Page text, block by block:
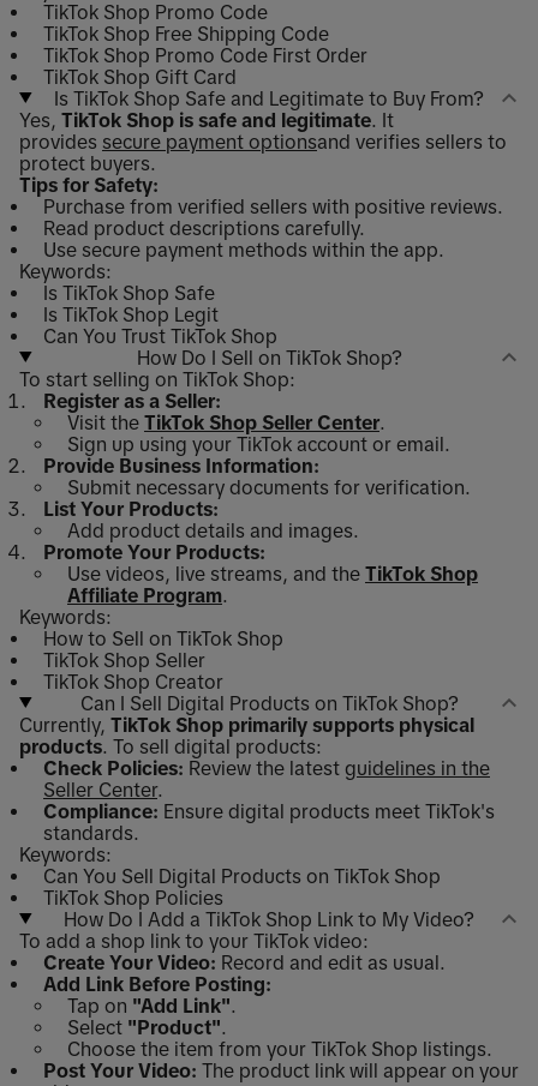
TikTok Shop Promo Code
TikTok Shop Free Shipping Code
TikTok Shop Promo Code First Order
TikTok Shop Gift Card
Is TikTok Shop Safe and Legitimate to Buy From?
Yes, TikTok Shop is safe and legitimate . It
provides secure payment optionsand verifies sellers to
protect buyers.
Tips for Safety:
Purchase from verified sellers with positive reviews.
Read product descriptions carefully.
Use secure payment methods within the app.
Keywords:
Is TikTok Shop Safe
Is TikTok Shop Legit
Can You Trust TikTok Shop
How Do I Sell on TikTok Shop?
To start selling on TikTok Shop:
Register as a Seller:
Visit the TikTok Shop Seller Center
Sign up using your TikTok account or email.
Provide Business Information:
Submit necessary documents for verification.
List Your Products:
Add product details and images.
Promote Your Products:
Use videos, live streams, and the TikTok Shop
Affiliate Program
Keywords:
How to Sell on TikTok Shop
TikTok Shop Seller
TikTok Shop Creator
Can I Sell Digital Products on TikTok Shop?
Currently, TikTok Shop primarily supports physical
products . To sell digital products:
Check Policies: Review the latest guidelines in the
Seller Center.
Compliance: Ensure digital products meet TikTok's
standards.
Keywords:
Can You Sell Digital Products on TikTok Shop
TikTok Shop Policies
How Do I Add a TikTok Shop Link to My Video?
To add a shop link to your TikTok video:
Create Your Video: Record and edit as usual.
Add Link Before Posting:
Tap on "Add Link"
Select "Product"
Choose the item from your TikTok Shop listings.
Post Your Video: The product link will appear on your